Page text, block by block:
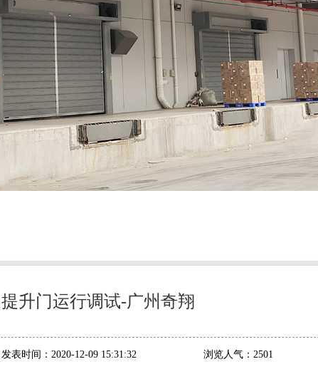
升门运行调试-广州奇翔
发表时间： 2020-12-09 15:31:32 浏览人气： 2501